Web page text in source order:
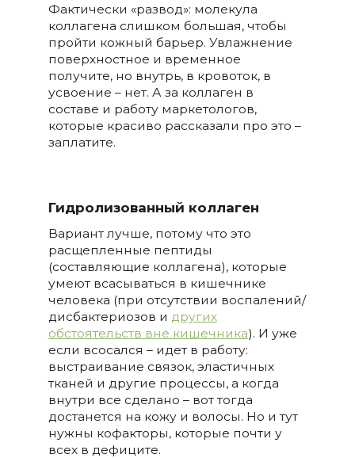
Фактически «развод»: молекула
коллагена слишком большая, чтобы
пройти кожный барьер. Увлажнение
поверхностное и временное
получите, но внутрь, в кровоток, в
усвоение – нет. А за коллаген в
составе и работу маркетологов,
которые красиво рассказали про это –
заплатите.
Гидролизованный коллаген
Вариант лучше, потому что это
расщепленные пептиды
(составляющие коллагена), которые
умеют всасываться в кишечнике
человека (при отсутствии воспалений/
дисбактериозов и других
обстоятельств вне кишечника). И уже
если всосался – идет в работу:
выстраивание связок, эластичных
тканей и другие процессы, а когда
внутри все сделано – вот тогда
достанется на кожу и волосы. Но и тут
нужны кофакторы, которые почти у
всех в дефиците.